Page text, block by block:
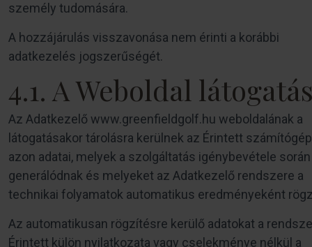
személy tudomására.
A hozzájárulás visszavonása nem érinti a korábbi
adatkezelés jogszerűségét.
4.1. A Weboldal
Az Adatkezelő www.greenfieldgolf.hu weboldalának a
látogatásakor tárolásra kerülnek az Érintett
azon adatai, melyek a szolgáltatás igénybevétele során
generálódnak és melyeket az Adatkezelő rendszere a
technikai folyamatok automatikus eredményeként
Az automatikusan rögzítésre kerülő adatokat a
Érintett külön nyilatkozata vagy cselekménye nélkül a